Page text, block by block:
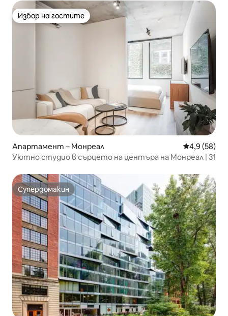
Избор на гостите
Избор на гостите
Апартамент – Монреал Средна
4,9 (58)
Уютно студио в сърцето на центъра на Монреал | 31
Супердомакин
Супердомакин